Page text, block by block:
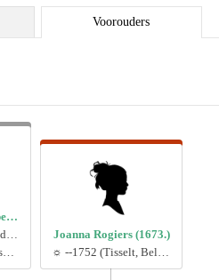
Voorouders
Adrianus van Campenhout (1645.)
☼ 01-05-1745 (Heindonk, België)
✞ 16-05-1816 (Blaasveld, België)
Joanna Rogiers (1673.)
☼ --1752 (Tisselt, België)